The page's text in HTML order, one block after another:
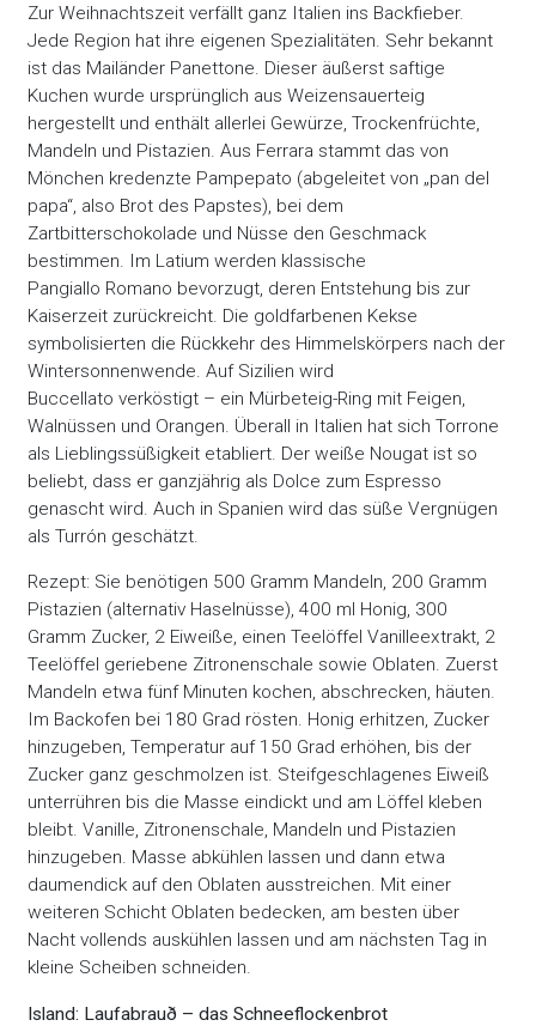
Zur Weihnachtszeit verfällt ganz Italien ins Backfieber.
Jede Region hat ihre eigenen Spezialitäten. Sehr bekannt
ist das Mailänder Panettone. Dieser äußerst saftige
Kuchen wurde ursprünglich aus Weizensauerteig
hergestellt und enthält allerlei Gewürze, Trockenfrüchte,
Mandeln und Pistazien. Aus Ferrara stammt das von
Mönchen kredenzte Pampepato (abgeleitet von „pan del
papa“, also Brot des Papstes), bei dem
Zartbitterschokolade und Nüsse den Geschmack
bestimmen. Im Latium werden klassische
Pangiallo Romano bevorzugt, deren Entstehung bis zur
Kaiserzeit zurückreicht. Die goldfarbenen Kekse
symbolisierten die Rückkehr des Himmelskörpers nach der
Wintersonnenwende. Auf Sizilien wird
Buccellato verköstigt – ein Mürbeteig-Ring mit Feigen,
Walnüssen und Orangen. Überall in Italien hat sich Torrone
als Lieblingssüßigkeit etabliert. Der weiße Nougat ist so
beliebt, dass er ganzjährig als Dolce zum Espresso
genascht wird. Auch in Spanien wird das süße Vergnügen
als Turrón geschätzt.
Rezept: Sie benötigen 500 Gramm Mandeln, 200 Gramm
Pistazien (alternativ Haselnüsse), 400 ml Honig, 300
Gramm Zucker, 2 Eiweiße, einen Teelöffel Vanilleextrakt, 2
Teelöffel geriebene Zitronenschale sowie Oblaten. Zuerst
Mandeln etwa fünf Minuten kochen, abschrecken, häuten.
Im Backofen bei 180 Grad rösten. Honig erhitzen, Zucker
hinzugeben, Temperatur auf 150 Grad erhöhen, bis der
Zucker ganz geschmolzen ist. Steifgeschlagenes Eiweiß
unterrühren bis die Masse eindickt und am Löffel kleben
bleibt. Vanille, Zitronenschale, Mandeln und Pistazien
hinzugeben. Masse abkühlen lassen und dann etwa
daumendick auf den Oblaten ausstreichen. Mit einer
weiteren Schicht Oblaten bedecken, am besten über
Nacht vollends auskühlen lassen und am nächsten Tag in
kleine Scheiben schneiden.
Island: Laufabrauð – das Schneeflockenbrot